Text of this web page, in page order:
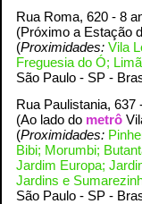
Rua Roma, 620 - 8
(Próximo a Estação
(Proximidades: Vila
Freguesia do Ó;
São Paulo - SP -
Rua Paulistania, 637
(Ao lado do metrô
(Proximidades:
Bibi; Morumbi;
Jardim Europa;
Jardins e
São Paulo - SP -